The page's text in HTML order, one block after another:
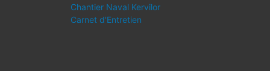
Chantier Naval Kervilor
Carnet d'Entretien